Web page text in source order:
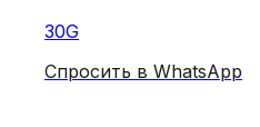
30G
Спросить в WhatsApp